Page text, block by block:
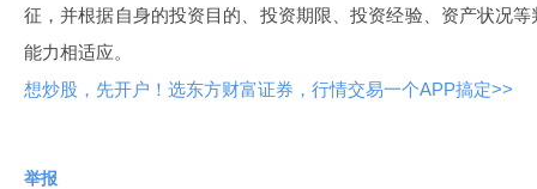
征，并根据自身的投资目的、投资期限、投资经验、资产状况
能力相适应。
想炒股，先开户！选东方财富证券，行情交易一个APP搞定>>
举报